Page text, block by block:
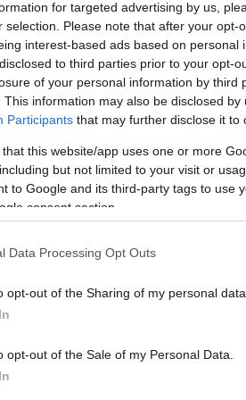
for targeted advertising by us,
selection. Please note that after your opt-
interest-based ads based on personal
to third parties prior to your opt-
of your personal information by third
This information may also be disclosed
Participants that may further disclose it to
that this website/app uses one or more
but not limited to your visit or
to Google and its third-party tags to use
consent section.
Data Processing Opt Outs
opt-out of the Sharing of my personal data.
opt-out of the Sale of my Personal Data.
a magyar
Így érthető, hogy az
22-én ismét levetítik a